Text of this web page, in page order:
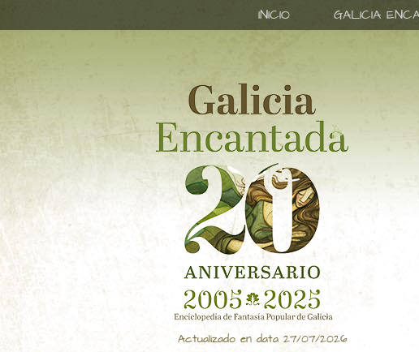
INICIO GALICIA
Actualizado en data 27/07/2026